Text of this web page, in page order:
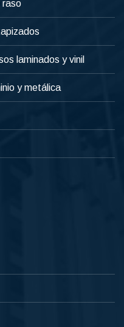
raso
laminados y vinil
y metálica